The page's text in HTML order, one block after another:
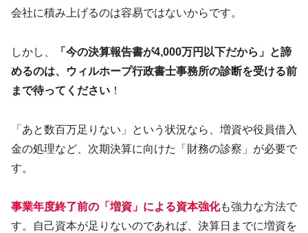
会社に積み上げるのは容易ではないからです。
しかし、
「今の決算報告書が4,000万円以下だから」と諦
めるのは、ウィルホープ行政書士事務所の診断を受ける前
まで待ってください ！
「あと数百万足りない」という状況なら、増資や役員借入
金の処理など、次期決算に向けた「財務の診察」が必要で
す。
事業年度終了前の「増資」による資本強化も強力な方法で
す。自己資本が足りないのであれば、決算日までに増資を